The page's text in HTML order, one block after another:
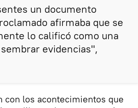
un documento
afirmaba que se
lo calificó como una
evidencias",
con los acontecimientos que